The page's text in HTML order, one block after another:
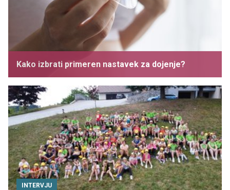
Kako izbrati primeren nastavek za dojenje?
INTERVJU